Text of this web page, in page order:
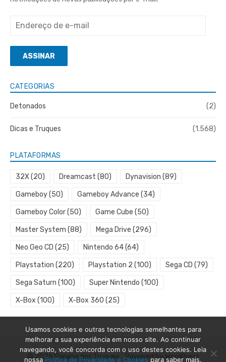
Endereço
e-
mailASSINAR
CATEGORIAS
Detonados (2)
Dicas e Truques (1.568)
PLATAFORMAS
32X(20) Dreamcast (80) Dynavision (89)
Gameboy(50) Gameboy Advance (34)
Gameboy Color(50) Game Cube (50)
Master System (88) Mega Drive (296)
Neo Geo CD (25) Nintendo 64(64)
Playstation (220) Playstation 2 (100) Sega CD (79)
Sega Saturn (100) Super Nintendo (100)
X-Box (100) X-Box 360 (25)
© 2026 Paraíso dos Truques Powered by WordPress
Usamos cookies e outras tecnologias semelhantes para
melhorar a sua experiência em nosso site. Ao continuar
navegando, você concorda com o uso destes cookies. Leia
nossa Política de Privacidade e Cookies para saber mais.